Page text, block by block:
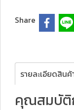
Share
รายละเอียดสินค้
คุณสมบัติ